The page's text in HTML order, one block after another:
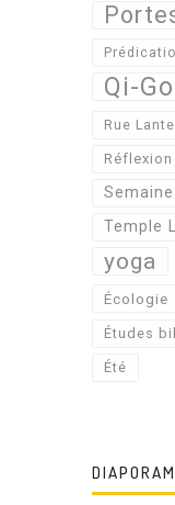
Qi-
Rue
Temple
yoga
Écologie
Études
Été